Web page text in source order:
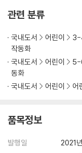
관련 분류
국내도서 어린이 3-
작동화
국내도서
어린이 5-
동화
국내도서
어린이 어
품목정보
발행일
2021